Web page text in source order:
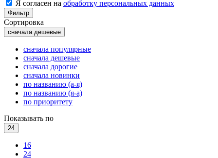
Я согласен на обработку персональных данных
Фильтр
Сортировка
сначала дешевые
сначала популярные
сначала дешевые
сначала дорогие
сначала новинки
по названию (а-я)
по названию (я-а)
по приоритету
Показывать по
24
16
24